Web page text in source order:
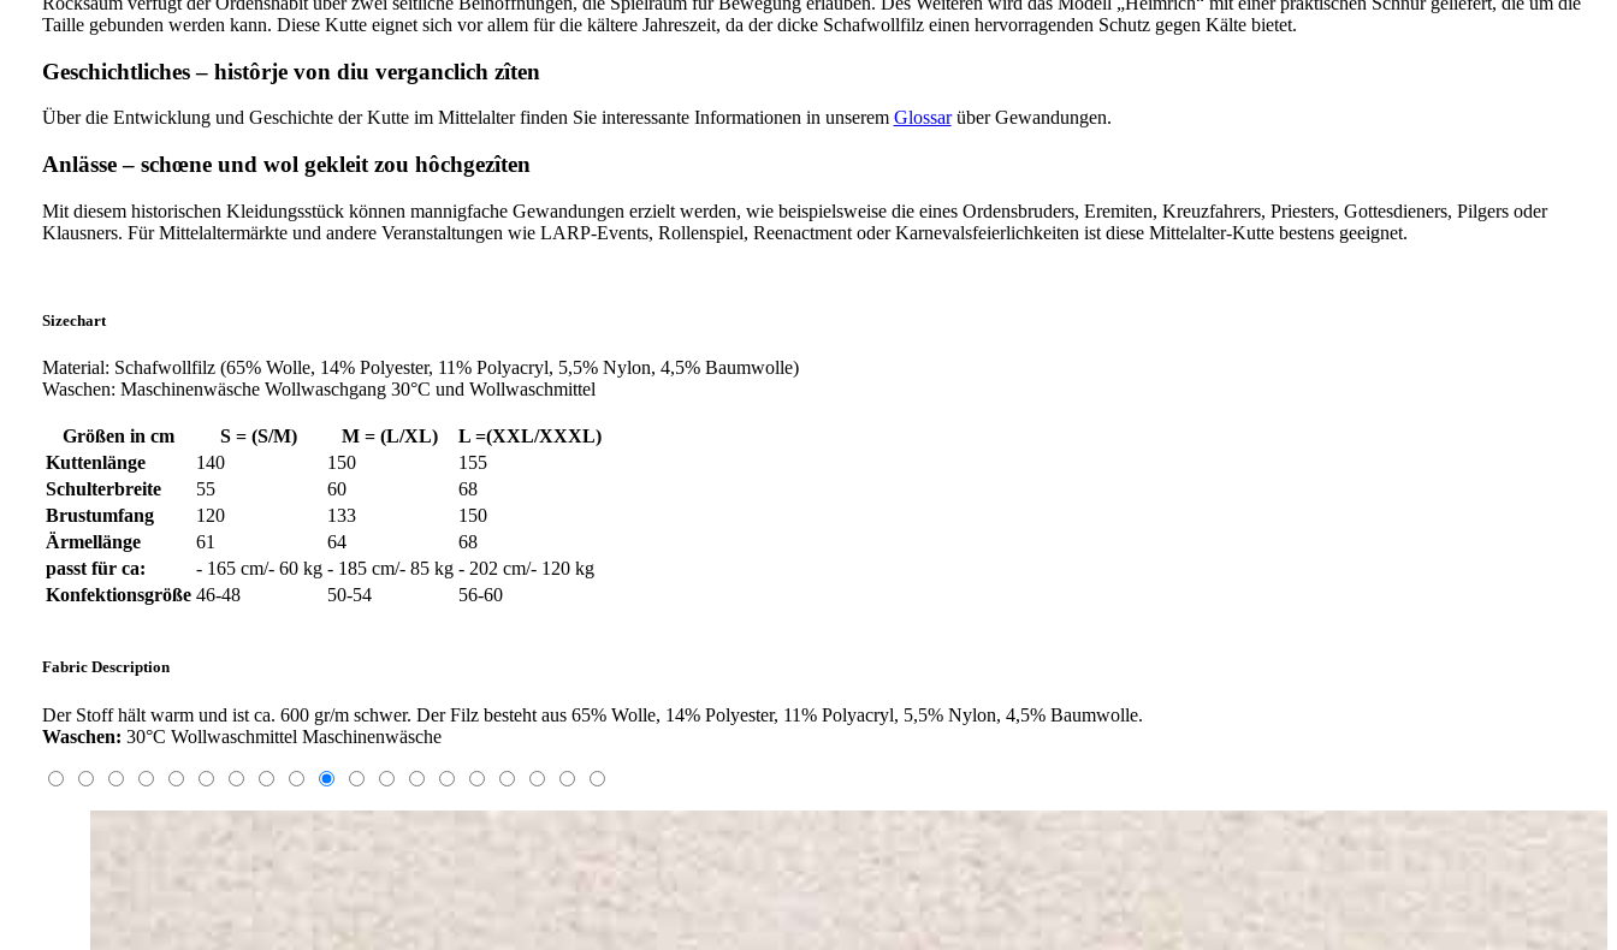
Taille gebunden werden kann. Diese Kutte eignet sich vor allem für die kältere Jahreszeit, da der dicke Schafwollfilz einen hervorragenden Schutz gegen Kälte bietet.
Geschichtliches – histôrje von diu verganclich zîten
Über die Entwicklung und Geschichte der Kutte im Mittelalter finden Sie interessante Informationen in unserem Glossarüber Gewandungen.
Anlässe – schœne und wol gekleit zou hôchgezîten
Mit diesem historischen Kleidungsstück können mannigfache Gewandungen erzielt werden, wie beispielsweise die eines Ordensbruders, Eremiten, Kreuzfahrers, Priesters, Gottesdieners, Pilgers oder
Klausners. Für Mittelaltermärkte und andere Veranstaltungen wie LARP-Events, Rollenspiel, Reenactment oder Karnevalsfeierlichkeiten ist diese Mittelalter-Kutte bestens geeignet.
Sizechart
Material: Schafwollfilz (65% Wolle, 14% Polyester, 11% Polyacryl, 5,5% Nylon, 4,5% Baumwolle)
Waschen: Maschinenwäsche Wollwaschgang 30°C und Wollwaschmittel
Größen in cm S = (S/M) M = (L/XL)
L =(XXL/XXXL)
Kuttenlänge
140 150
155
Schulterbreite
55 60
68
Brustumfang
120 133
150
Ärmellänge
61 64
68
passt für ca:
- 165 cm/- 60 kg - 185 cm/- 85 kg - 202 cm/- 120 kg
Konfektionsgröße 46-48 50-54 56-60
Fabric Description
Der Stoff hält warm und ist ca. 600 gr/m schwer. Der Filz besteht aus 65% Wolle, 14% Polyester, 11% Polyacryl, 5,5% Nylon, 4,5% Baumwolle.
Waschen: 30°C Wollwaschmittel Maschinenwäsche